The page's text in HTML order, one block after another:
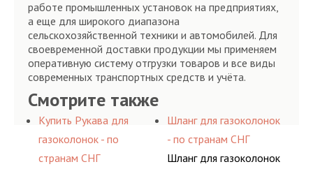
работе промышленных установок на предприятиях,
а еще для широкого диапазона
сельскохозяйственной техники и автомобилей. Для
своевременной доставки продукции мы применяем
оперативную систему отгрузки товаров и все виды
современных транспортных средств и учёта.
Смотрите также
Купить Рукава для
газоколонок - по
странам СНГ
Шланг для газоколонок
- по странам СНГ
Шланг для газоколонок